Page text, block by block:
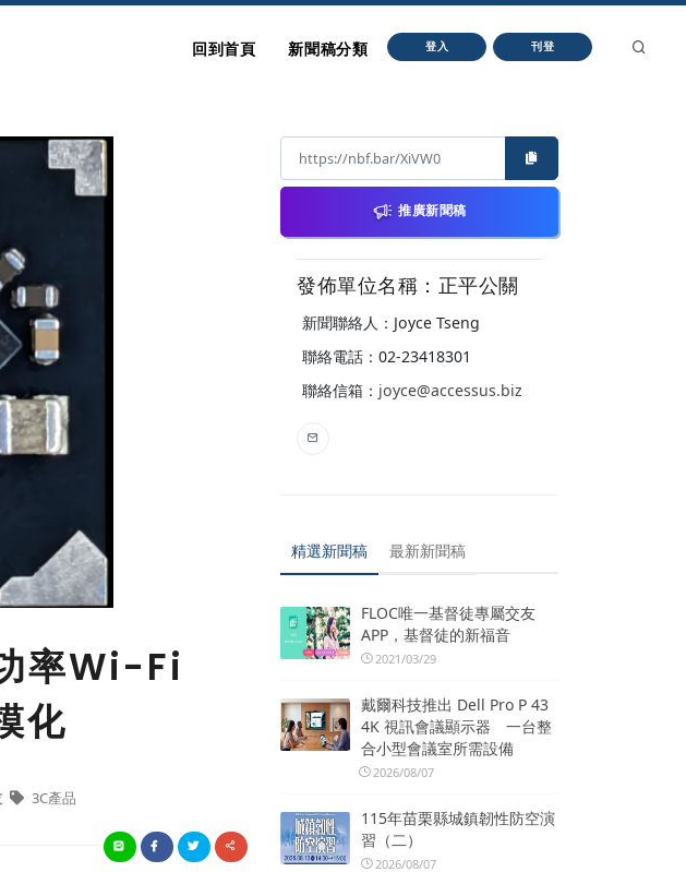
回到首頁 新聞稿分類 登入 刊登
率Wi-Fi
化
3C產品
推廣新聞稿
發佈單位名稱：正平公關
新聞聯絡人：Joyce Tseng
聯絡電話：02-23418301
聯絡信箱： joyce@accessus.biz
精選新聞稿 最新新聞稿
FLOC唯一基督徒專屬交友
APP，基督徒的新福音
2021/03/29
戴爾科技推出 Dell Pro P 43
4K 視訊會議顯示器 一台整
合小型會議室所需設備
2026/08/07
115年苗栗縣城鎮韌性防空演
習（二）
2026/08/07